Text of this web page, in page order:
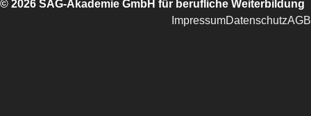
© 2026 SAG-Akademie GmbH für berufliche Weiterbildung
ImpressumDatenschutzAGB